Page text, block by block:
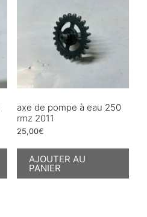
axe de pompe à eau 250
rmz 2011
25,00€
AJOUTER AU
PANIER